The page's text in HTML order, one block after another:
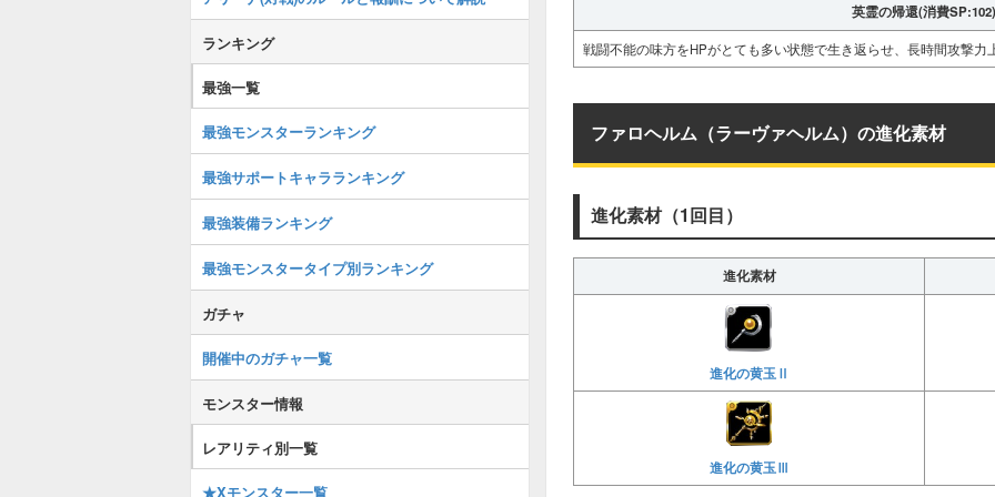
英霊の帰還(消費SP:102)
戦闘不能の味方をHPがとても多い状態で生き返らせ、長時間攻撃力
ファロヘルム（ラーヴァヘルム）の進化素材
進化素材（1回目）
進化素材
進化の黄玉Ⅱ
進化の黄玉Ⅲ
ランキング
最強一覧
最強モンスターランキング
最強サポートキャラランキング
最強装備ランキング
最強モンスタータイプ別ランキング
ガチャ
開催中のガチャ一覧
モンスター情報
レアリティ別一覧
★Xモンスター一覧